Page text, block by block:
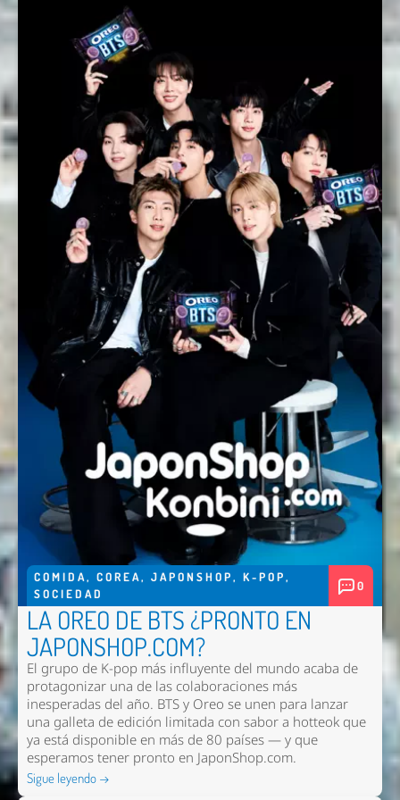
COMIDA, COREA, JAPONSHOP, K-POP,
SOCIEDAD
0
LA OREO DE BTS ¿PRONTO EN
JAPONSHOP.COM?
El grupo de K-pop más influyente del mundo acaba de
protagonizar una de las colaboraciones más
inesperadas del año. BTS y Oreo se unen para lanzar
una galleta de edición limitada con sabor a hotteok que
ya está disponible en más de 80 países — y que
esperamos tener pronto en JaponShop.com.
Sigue leyendo →